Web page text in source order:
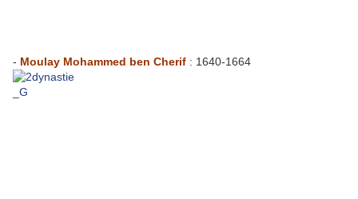
- Moulay Mohammed ben Cherif : 1640-1664